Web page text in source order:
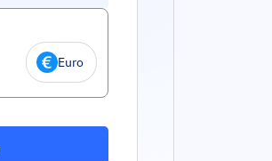
Euro